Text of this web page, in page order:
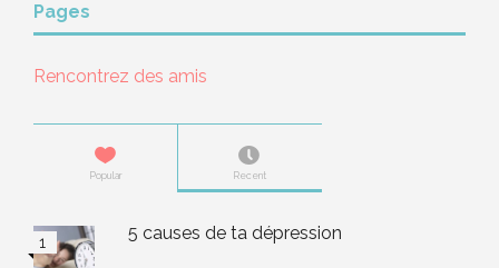
Pages
Rencontrez des amis
Popular Recent
5 causes de ta dépression